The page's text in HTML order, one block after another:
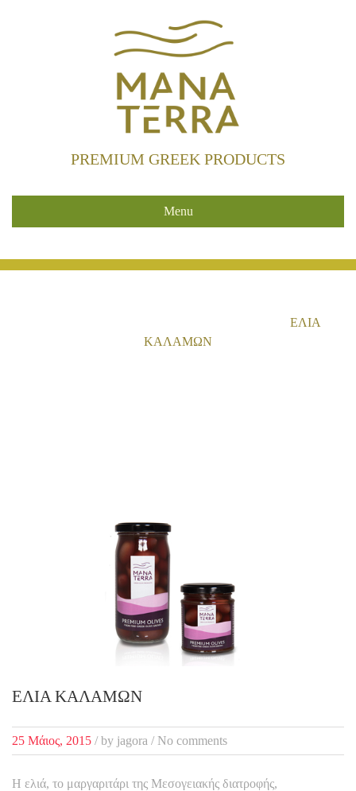
PREMIUM GREEK PRODUCTS
Menu
ΕΛΙΆ
ΚΑΛΑΜΏΝ
ΕΛΙΆ ΚΑΛΑΜΏΝ
25 Μάιος, 2015 /by jagora / No comments
Η ελιά, το μαργαριτάρι της Μεσογειακής διατροφής,